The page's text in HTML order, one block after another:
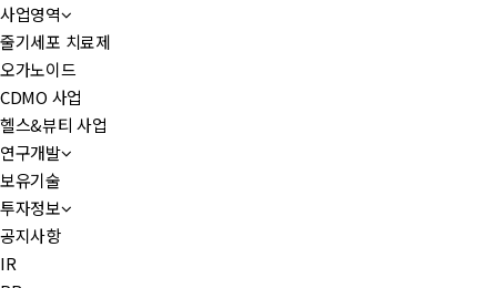
사업영역
줄기세포 치료제
오가노이드
CDMO 사업
헬스&뷰티 사업
연구개발
보유기술
투자정보
공지사항
IR